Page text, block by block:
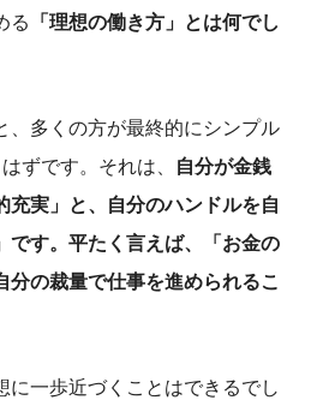
る 「理想の働き方」とは何でし
、多くの方が最終的にシンプル
ずです。それは、 自分が金銭
充実」と、自分のハンドルを自
です。平たく言えば、「お金の
分の裁量で仕事を進められるこ
に一歩近づくことはできるでし